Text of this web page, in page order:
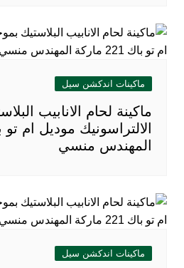
ماكينات اندكشن سيل
ماكينة لحام الانابيب
المهندس منسي
ماكينات اندكشن سيل